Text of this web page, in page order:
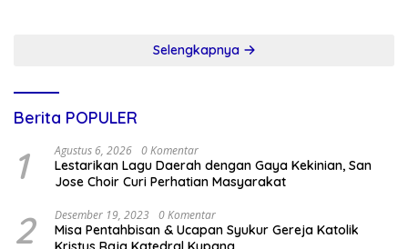
Selengkapnya
Berita POPULER
1 Agustus 6, 2026 0 Komentar
Lestarikan Lagu Daerah dengan Gaya Kekinian, San
Jose Choir Curi Perhatian Masyarakat
2 Desember 19, 2023 0 Komentar
Misa Pentahbisan & Ucapan Syukur Gereja Katolik